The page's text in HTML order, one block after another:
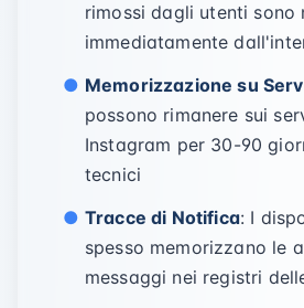
rimossi dagli utenti sono
immediatamente
Memorizzazione su
possono rimanere sui
Instagram per 30-90
tecnici
Tracce di Notifica: I
spesso memorizzano le
messaggi nei registri